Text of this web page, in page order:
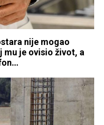
nije mogao
je ovisio život, a